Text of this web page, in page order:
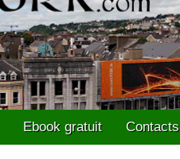
Ebook gratuit Contacts